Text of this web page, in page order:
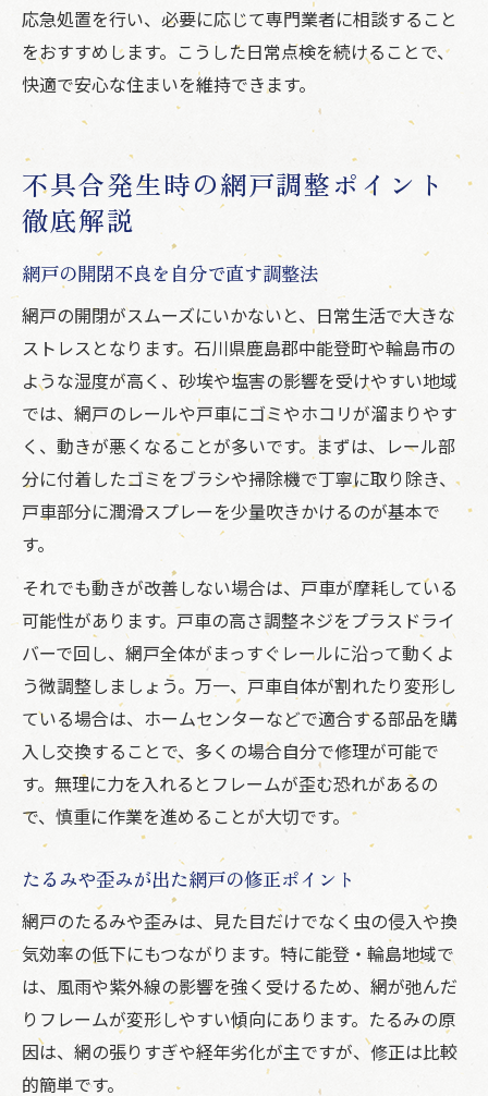
応急処置を行い、必要に応じて専門業者に相談すること
をおすすめします。こうした日常点検を続けることで、
快適で安心な住まいを維持できます。
不具合発生時の網戸調整ポイント
徹底解説
網戸の開閉不良を自分で直す調整法
網戸の開閉がスムーズにいかないと、日常生活で大きな
ストレスとなります。石川県鹿島郡中能登町や輪島市の
ような湿度が高く、砂埃や塩害の影響を受けやすい地域
では、網戸のレールや戸車にゴミやホコリが溜まりやす
く、動きが悪くなることが多いです。まずは、レール部
分に付着したゴミをブラシや掃除機で丁寧に取り除き、
戸車部分に潤滑スプレーを少量吹きかけるのが基本で
す。
それでも動きが改善しない場合は、戸車が摩耗している
可能性があります。戸車の高さ調整ネジをプラスドライ
バーで回し、網戸全体がまっすぐレールに沿って動くよ
う微調整しましょう。万一、戸車自体が割れたり変形し
ている場合は、ホームセンターなどで適合する部品を購
入し交換することで、多くの場合自分で修理が可能で
す。無理に力を入れるとフレームが歪む恐れがあるの
で、慎重に作業を進めることが大切です。
たるみや歪みが出た網戸の修正ポイント
網戸のたるみや歪みは、見た目だけでなく虫の侵入や換
気効率の低下にもつながります。特に能登・輪島地域で
は、風雨や紫外線の影響を強く受けるため、網が弛んだ
りフレームが変形しやすい傾向にあります。たるみの原
因は、網の張りすぎや経年劣化が主ですが、修正は比較
的簡単です。